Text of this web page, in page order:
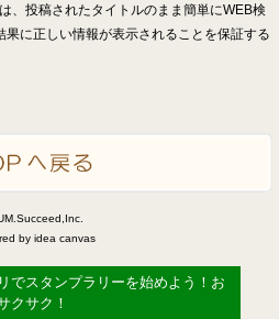
、投稿されたタイトルのまま簡単にWEB検
に正しい情報が表示されることを保証する
by idea canvas
でスタンプラリーを始めよう！お
クサク！